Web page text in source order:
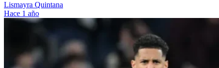
Lismayra Quintana
Hace 1 año